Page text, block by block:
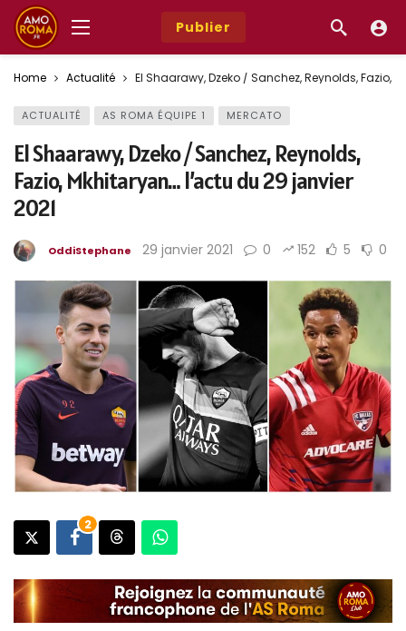
Publier
Home Actualité El Shaarawy, Dzeko / Sanchez, Reynolds, Fazio,
ACTUALITÉ AS ROMA ÉQUIPE 1 MERCATO
El Shaarawy, Dzeko / Sanchez, Reynolds,
Fazio, Mkhitaryan… l’actu du 29 janvier
2021
OddiStephane 29 janvier 2021 0 152 5 0
2